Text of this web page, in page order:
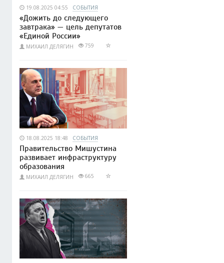
19.08.2025 04:55 СОБЫТИЯ
«Дожить до следующего
завтрака» — цель депутатов
«Единой России»
МИХАИЛ ДЕЛЯГИН 759
18.08.2025 18:48 СОБЫТИЯ
Правительство Мишустина
развивает инфраструктуру
образования
МИХАИЛ ДЕЛЯГИН 665